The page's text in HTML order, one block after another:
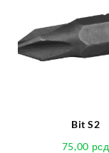
Bit S2
75,00 рсд